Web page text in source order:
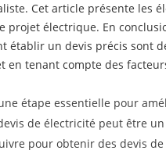
Cet article présente les
électrique. En
établir un devis précis sont
en tenant compte des
étape essentielle pour
de électricité peut être
pour obtenir des devis